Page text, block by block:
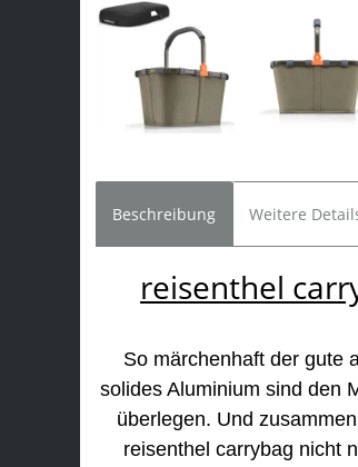
Beschreibung Weitere
reisenthel
So märchenhaft der gute
solides Aluminium sind den
überlegen. Und
reisenthel carrybag nicht